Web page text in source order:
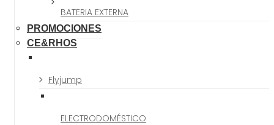
BATERIA EXTERNA
PROMOCIONES
CE&RHOS
Flyjump
ELECTRODOMÉSTICO